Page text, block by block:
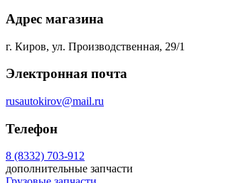
Адрес магазина
г. Киров, ул. Производственная, 29/1
Электронная почта
rusautokirov@mail.ru
Телефон
8 (8332) 703-912
дополнительные запчасти